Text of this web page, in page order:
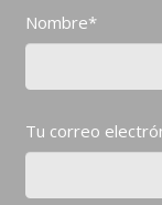
Nombre*
Tu correo